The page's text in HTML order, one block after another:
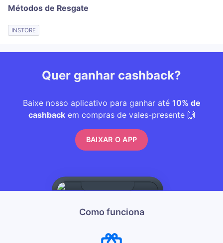
Métodos de Resgate
INSTORE
Quer ganhar cashback?
Baixe nosso aplicativo para ganhar até 10% de
cashbackem compras de vales-presente 🙌
BAIXAR O APP
Como funciona